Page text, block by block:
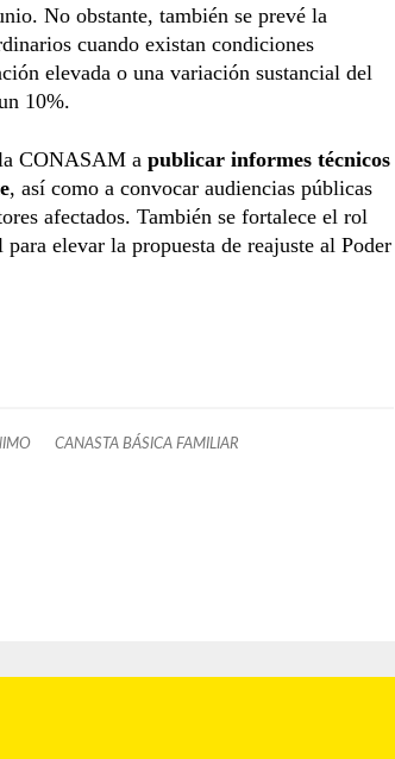
No obstante, también se prevé la
cuando existan condiciones
elevada o una variación sustancial del
10%.
CONASAM a publicar informes técnicos
, así como a convocar audiencias públicas
afectados. También se fortalece el rol
elevar la propuesta de reajuste al Poder
CANASTA BÁSICA FAMILIAR